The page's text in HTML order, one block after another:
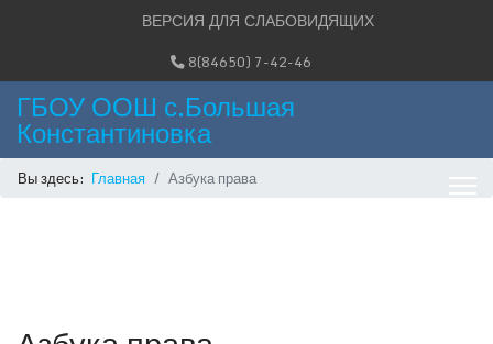
ВЕРСИЯ ДЛЯ СЛАБОВИДЯЩИХ
8(84650) 7-42-46
ГБОУ ООШ с.Большая
Константиновка
Вы здесь: Главная Азбука права